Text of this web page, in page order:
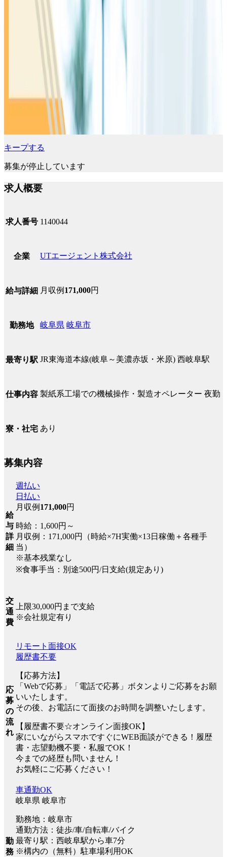
キープする
募集が停止しています
求人概要
求人番号 1140044
企業 UTエージェント株式会社
給与詳細 月収例 171,000円
勤務地 岐阜県 岐阜市
最寄り駅 JR東海道本線(岐阜～美濃赤坂・米原) 西岐阜駅
仕事内容 製紙系工場での機械操作・製造オペレーター 夜勤
寮・社宅 あり
募集内容
給
与
詳
細
週払い
日払い
月収例 171,000円
時給：1,600円～
月収例：171,000円（時給×7H実働×13日稼働＋各種手
当）
※基本残業なし
※食事手当：別途500円/日支給(規定あり)
交
通
費
上限30,000円まで支給
※会社規定有り
応
募
の
流
れ
リモート面接OK
履歴書不要
【応募方法】
「Webで応募」「電話で応募」ボタンよりご応募をお願
いいたします。
その後、お電話にて面接のお時間を調整いたします。
【履歴書不要☆オンライン面接OK】
家にいながらスマホですぐにWEB面談ができる！履歴
書・志望動機不要・私服でOK！
今までの経歴も問いません！
お気軽にご応募ください！
勤
務
車通勤OK
岐阜県 岐阜市
勤務地：岐阜市
通勤方法：徒歩/車/自転車/バイク
最寄り駅：西岐阜駅から車7分
※構内の（無料）駐車場利用OK